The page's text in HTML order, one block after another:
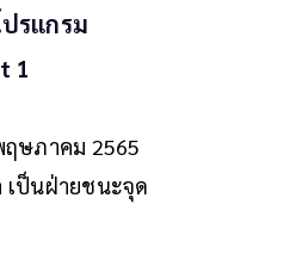
รแกรม
1
ษภาคม 2565
เป็นฝ่ายชนะจุด